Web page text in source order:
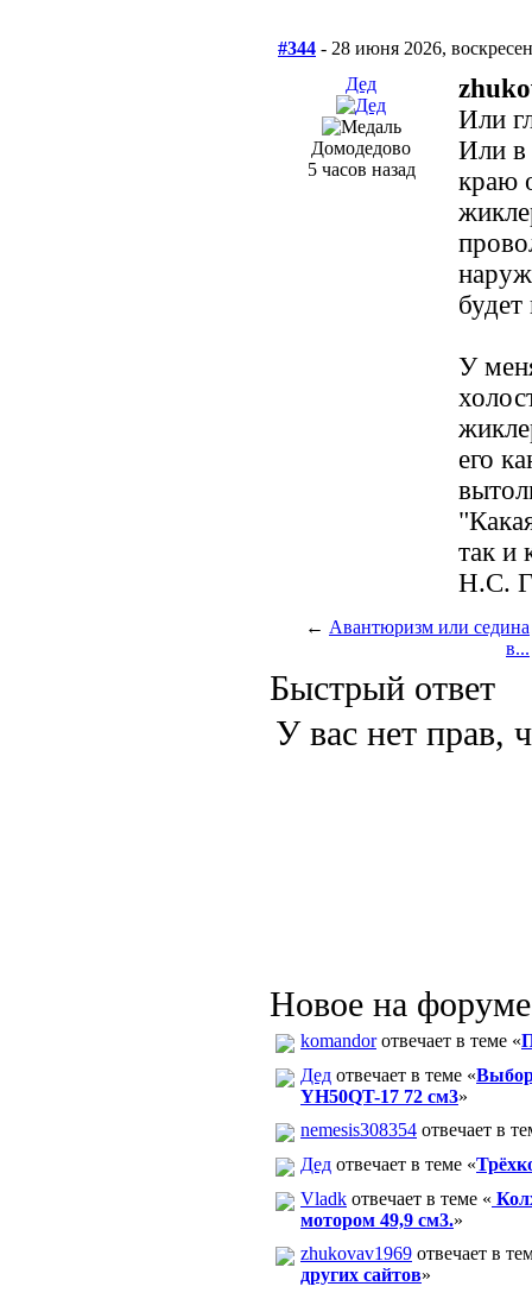
#344 - 28 июня 2026,
Дед
Домодедово
5 часов назад
Или
Или в
краю
У
его
так и
Н.С.
← Авантюризм или седина
в...
Быстрый ответ
У вас нет прав,
Новое на форуме
komandorотвечает в теме «
Дед отвечает в теме «Выбор
YH50QT-17 72 см3»
nemesis308354 отвечает в
Дед отвечает в теме «
Vladk отвечает в теме «
мотором 49,9 см3.»
zhukovav1969 отвечает в
других сайтов»